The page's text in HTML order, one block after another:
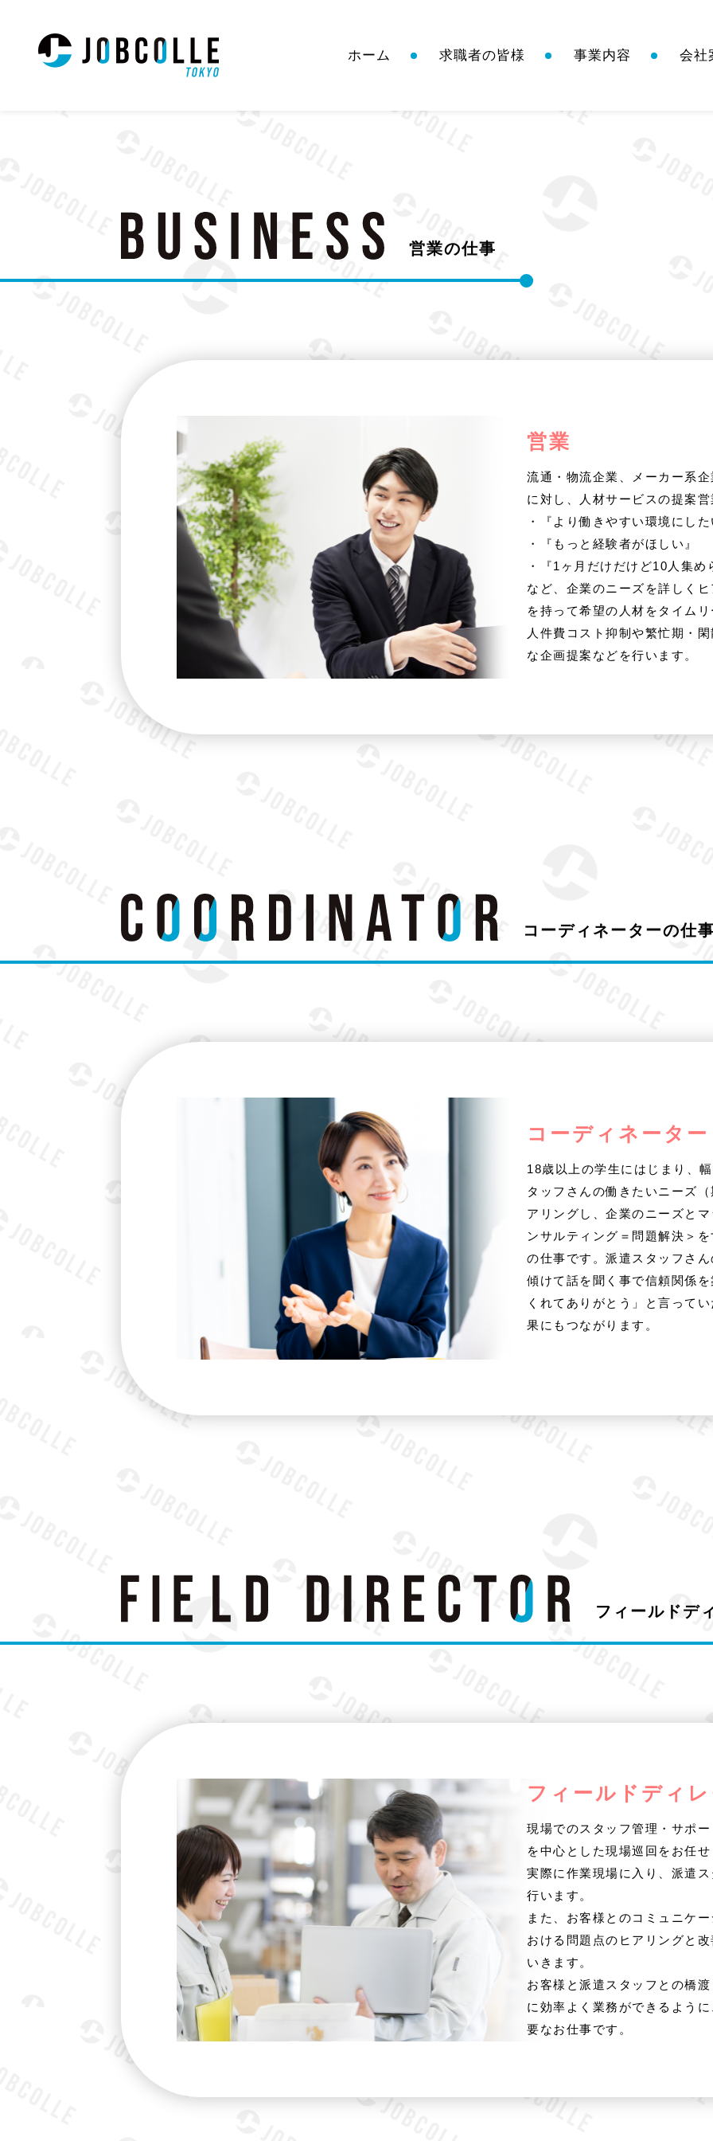
ホーム 求職者の皆様 事業内容 会社
営業の仕事
営業
流通・物流企業、メーカー系
に対し、人材サービスの提案
・『より働きやすい環境にし
・『もっと経験者がほしい』
・『1ヶ月だけだけど10人集め
など、企業のニーズを詳しく
を持って希望の人材をタイム
人件費コスト抑制や繁忙期・
な企画提案などを行います。
コーディネーターの仕
コーディネーター
18歳以上の学生にはじまり、
タッフさんの働きたいニーズ
アリングし、企業のニーズと
ンサルティング＝問題解決＞
の仕事です。派遣スタッフさ
傾けて話を聞く事で信頼関係
くれてありがとう」と言って
果にもつながります。
フィールドデ
フィールドディ
現場でのスタッフ管理・サポ
を中心とした現場巡回をお任
実際に作業現場に入り、派遣
行います。
また、お客様とのコミュニケ
おける問題点のヒアリングと
いきます。
お客様と派遣スタッフとの橋
に効率よく業務ができるよう
要なお仕事です。